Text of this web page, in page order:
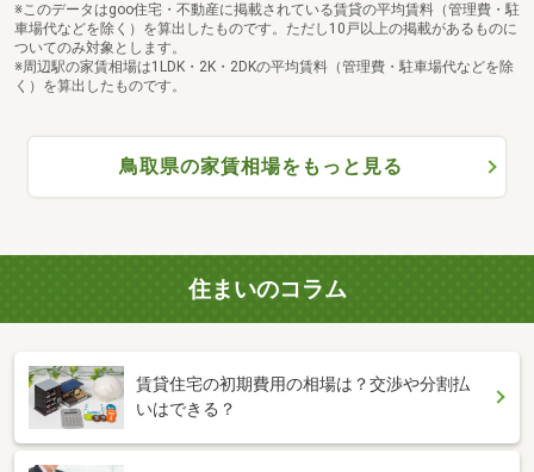
※このデータはgoo住宅・不動産に掲載されている賃貸の平均賃料（管理費・駐
車場代などを除く）を算出したものです。ただし10戸以上の掲載があるものに
ついてのみ対象とします。
※周辺駅の家賃相場は1LDK・2K・2DKの平均賃料（管理費・駐車場代などを除
く）を算出したものです。
鳥取県の家賃相場をもっと見る
住まいのコラム
賃貸住宅の初期費用の相場は？交渉や分割払
いはできる？